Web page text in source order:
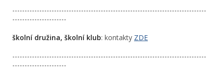
-------------------------------------------------------------------------------
----------------------
školní družina, školní klub: kontakty ZDE
-------------------------------------------------------------------------------
----------------------